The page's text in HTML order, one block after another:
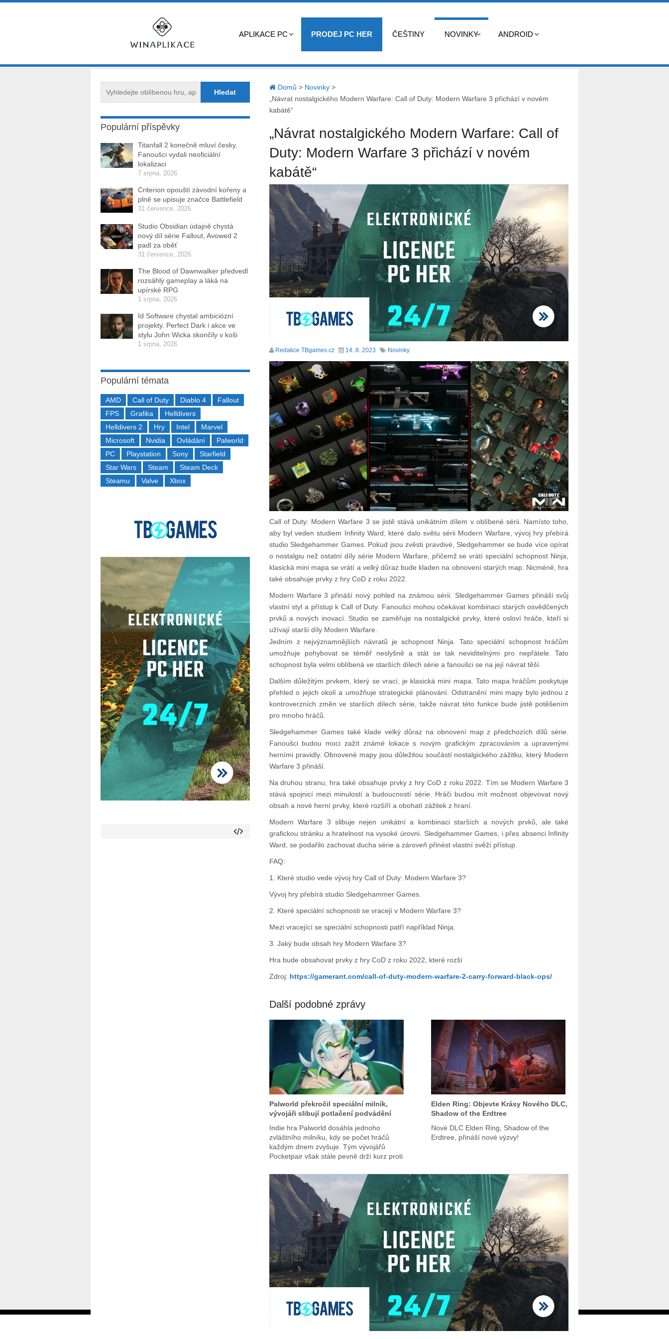
APLIKACE PC PRODEJ PC HER ČEŠTINY NOVINKY ANDROID
Domů > Novinky>
„Návrat nostalgického Modern Warfare: Call of Duty: Modern Warfare 3 přichází v novém
kabátě“
„Návrat nostalgického Modern Warfare: Call of
Duty: Modern Warfare 3 přichází v novém
kabátě“
Redakce TBgames.cz 14. 8. 2023 Novinky
Call of Duty: Modern Warfare 3 se jistě stává unikátním dílem v oblíbené sérii. Namísto toho,
aby byl veden studiem Infinity Ward, které dalo světu sérii Modern Warfare, vývoj hry přebírá
studio Sledgehammer Games. Pokud jsou zvěsti pravdivé, Sledgehammer se bude více opírat
o nostalgiu než ostatní díly série Modern Warfare, přičemž se vrátí speciální schopnost Ninja,
klasická mini mapa se vrátí a velký důraz bude kladen na obnovení starých map. Nicméně, hra
také obsahuje prvky z hry CoD z roku 2022.
Modern Warfare 3 přináší nový pohled na známou sérii. Sledgehammer Games přináší svůj
vlastní styl a přístup k Call of Duty. Fanoušci mohou očekávat kombinaci starých osvědčených
prvků a nových inovací. Studio se zaměřuje na nostalgické prvky, které osloví hráče, kteří si
užívají starší díly Modern Warfare.
Jedním z nejvýznamnějších návratů je schopnost Ninja. Tato speciální schopnost hráčům
umožňuje pohybovat se téměř neslyšně a stát se tak neviditelnými pro nepřátele. Tato
schopnost byla velmi oblíbená ve starších dílech série a fanoušci se na její návrat těší.
Dalším důležitým prvkem, který se vrací, je klasická mini mapa. Tato mapa hráčům poskytuje
přehled o jejich okolí a umožňuje strategické plánování. Odstranění mini mapy bylo jednou z
kontroverzních změn ve starších dílech série, takže návrat této funkce bude jistě potěšením
pro mnoho hráčů.
Sledgehammer Games také klade velký důraz na obnovení map z předchozích dílů série.
Fanoušci budou moci zažít známé lokace s novým grafickým zpracováním a upravenými
herními pravidly. Obnovené mapy jsou důležitou součástí nostalgického zážitku, který Modern
Warfare 3 přináší.
Na druhou stranu, hra také obsahuje prvky z hry CoD z roku 2022. Tím se Modern Warfare 3
stává spojnicí mezi minulostí a budoucností série. Hráči budou mít možnost objevovat nový
obsah a nové herní prvky, které rozšíří a obohatí zážitek z hraní.
Modern Warfare 3 slibuje nejen unikátní a kombinaci starších a nových prvků, ale také
grafickou stránku a hratelnost na vysoké úrovni. Sledgehammer Games, i přes absenci Infinity
Ward, se podařilo zachovat ducha série a zároveň přinést vlastní svěží přístup.
FAQ:
1. Které studio vede vývoj hry Call of Duty: Modern Warfare 3?
Vývoj hry přebírá studio Sledgehammer Games.
2. Které speciální schopnosti se vracejí v Modern Warfare 3?
Mezi vracející se speciální schopnosti patří například Ninja.
3. Jaký bude obsah hry Modern Warfare 3?
Hra bude obsahovat prvky z hry CoD z roku 2022, které rozší
Zdroj: https://gamerant.com/call-of-duty-modern-warfare-2-carry-forward-black-ops/
Další podobné zprávy
Palworld překročil speciální milník,
vývojáři slibují potlačení podvádění
Indie hra Palworld dosáhla jednoho
zvláštního milníku, kdy se počet hráčů
každým dnem zvyšuje. Tým vývojářů
Pocketpair však stále pevně drží kurz proti
Elden Ring: Objevte Krásy Nového DLC,
Shadow of the Erdtree
Nové DLC Elden Ring, Shadow of the
Erdtree, přináší nové výzvy!
Populární příspěvky
Titanfall 2 konečně mluví česky.
Fanoušci vydali neoficiální
lokalizaci
7 srpna, 2026
Criterion opouští závodní kořeny a
plně se upisuje značce Battlefield
31 července, 2026
Studio Obsidian údajně chystá
nový díl série Fallout, Avowed 2
padl za oběť
31 července, 2026
The Blood of Dawnwalker předvedl
rozsáhlý gameplay a láká na
upírské RPG
1 srpna, 2026
Id Software chystal ambiciózní
projekty. Perfect Dark i akce ve
stylu John Wicka skončily v koši
1 srpna, 2026
Populární témata
AMD Call of Duty Diablo 4
Fallout
FPS
Grafika
Helldivers
Helldivers 2
Hry Intel
Marvel
Microsoft
Nvidia Ovládání
Palworld
PC
Playstation Sony
Starfield
Star Wars
Steam
Steam Deck
Steamu
Valve Xbox